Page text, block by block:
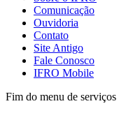
Comunicação
Ouvidoria
Contato
Site Antigo
Fale Conosco
IFRO Mobile
Fim do menu de serviços